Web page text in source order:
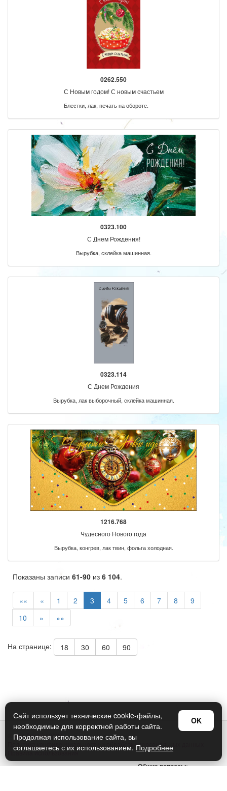
0262.550
С Новым годом! С новым счастьем
Блестки, лак, печать на обороте.
0323.100
С Днем Рождения!
Вырубка, склейка машинная.
0323.114
С Днем Рождения
Вырубка, лак выборочный, склейка машинная.
1216.768
Чудесного Нового года
Вырубка, конгрев, лак твин, фольга холодная.
Показаны записи 61-90 из 6 104.
«« « 1 2 3 4 5 6 7 8
9
10
» »»
На странице: 18 30 60 90
© Арт Дизайн 2026
Политика конфиденциальности и обработки персональных данных
Правила использования
Общие вопросы:
Сайт использует технические cookie-файлы,
необходимые для корректной работы сайта.
Продолжая использование сайта, вы
соглашаетесь с их использованием. Подробнее
OK